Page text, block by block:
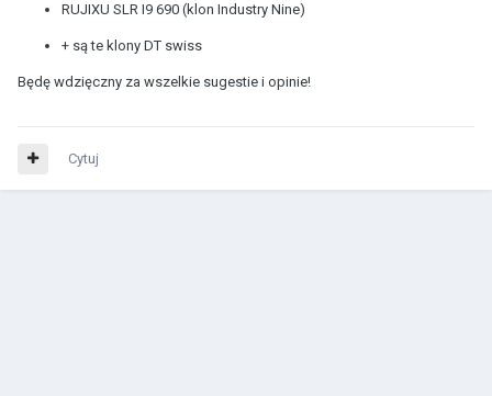
RUJIXU SLR I9 690 (klon Industry Nine)
+ są te klony DT swiss
Będę wdzięczny za wszelkie sugestie i opinie!
Cytuj